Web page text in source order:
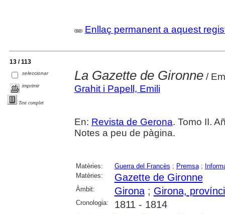
Enllaç permanent a aquest
13 / 113
seleccionar
imprimir
Text complet
La Gazette de Gironne/
Grahit i Papell, Emili
En: Revista de Gerona. Tomo II.
Notes a peu de pàgina.
Matèries: Guerra del Francès ; Premsa;
Matèries:
Gazette de Gironne
Àmbit: Girona; Girona,
Cronologia: 1811 - 1814